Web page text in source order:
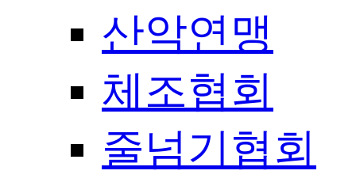
산악연맹
체조협회
줄넘기협회